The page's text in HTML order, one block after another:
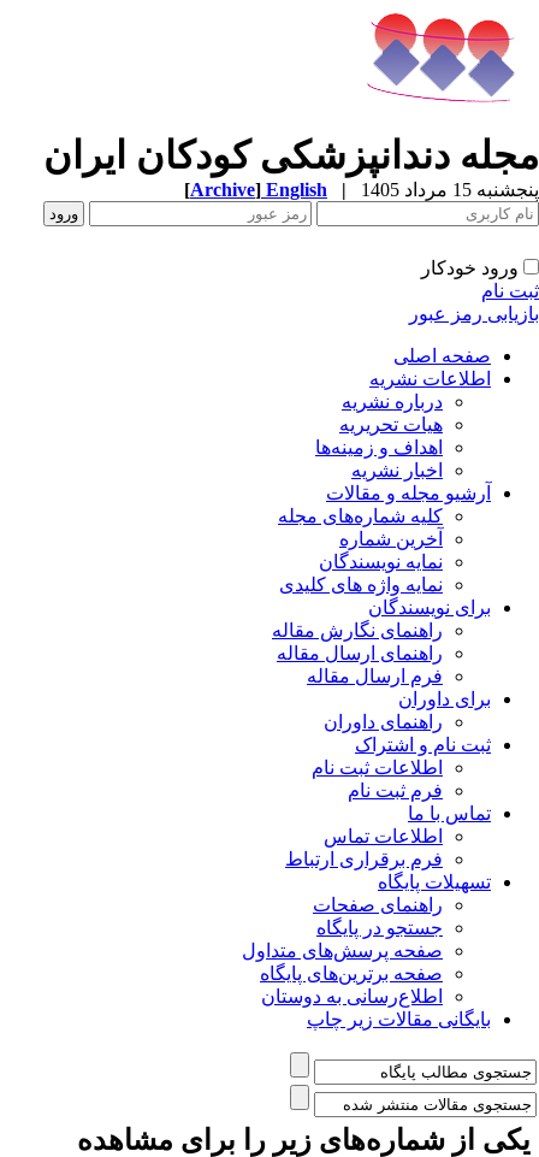
دندانپزشکی کودکان ایران
15 مرداد 1405 |
English
[Archive]
ورود خودکار
نام
رمز عبور
صفحه اصلی
اطلاعات نشریه
درباره نشریه
هیات تحریریه
اهداف و زمینه‌ها
اخبار نشریه
آرشیو مجله و مقالات
کلیه شماره‌های مجله
آخرین شماره
نمایه نویسندگان
نمایه واژه های کلیدی
برای نویسندگان
راهنمای نگارش مقاله
راهنمای ارسال مقاله
فرم ارسال مقاله
برای داوران
راهنمای داوران
ثبت نام و اشتراک
اطلاعات ثبت نام
فرم ثبت نام
تماس با ما
اطلاعات تماس
فرم برقراری ارتباط
تسهیلات پایگاه
راهنمای صفحات
جستجو در پایگاه
صفحه پرسش‌های متداول
صفحه برترین‌های پایگاه
اطلاع‌رسانی به دوستان
بایگانی مقالات زیر چاپ
از شماره‌های زیر را برای مشاهده